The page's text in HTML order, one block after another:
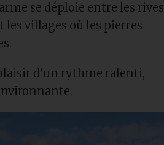
se déploie entre les rives
les villages où les pierres
d’un rythme ralenti,